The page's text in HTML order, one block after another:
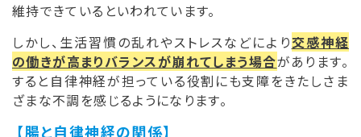
維持できているといわれています。
しかし、生活習慣の乱れやストレスなどにより交感神経
の働きが高まりバランスが崩れてしまう場合があります。
すると自律神経が担っている役割にも支障をきたしさま
ざまな不調を感じるようになります。
【腸と自律神経の関係】